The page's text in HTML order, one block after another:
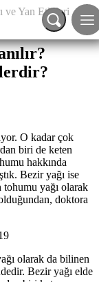
O kadar çok
biri de keten
hakkında
Bezir yağı ise
yağı olarak
doktora
olarak da bilinen
Bezir yağı elde